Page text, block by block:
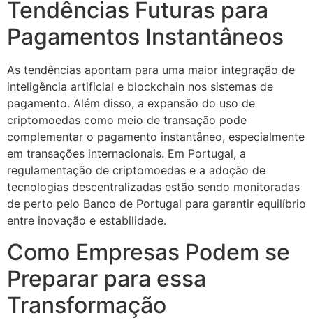
Tendências Futuras para
Pagamentos Instantâneos
As tendências apontam para uma maior integração de
inteligência artificial e blockchain nos sistemas de
pagamento. Além disso, a expansão do uso de
criptomoedas como meio de transação pode
complementar o pagamento instantâneo, especialmente
em transações internacionais. Em Portugal, a
regulamentação de criptomoedas e a adoção de
tecnologias descentralizadas estão sendo monitoradas
de perto pelo Banco de Portugal para garantir equilíbrio
entre inovação e estabilidade.
Como Empresas Podem se
Preparar para essa
Transformação